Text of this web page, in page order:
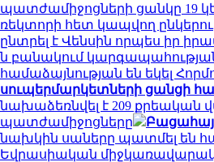
պատժամիջոցների ցանկը 19
ռեկտորի հետ կապվող
ընտրել է Վենսին որպես իր
ն բանակում
համաձայնության են եկել
սուպերմարկետների ցանցի
նախաձեռնվել է 209 քրեական
պատժամիջոցները
նախկին սաները պատմել են
Եվրասիական